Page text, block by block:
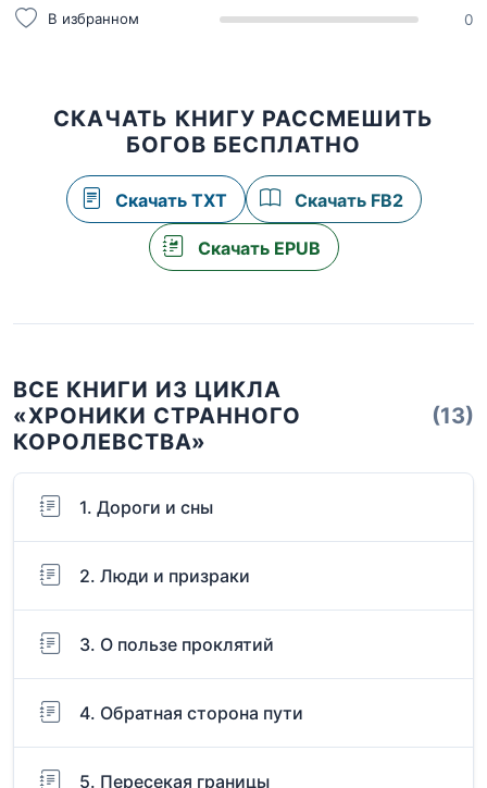
В избранном 0
СКАЧАТЬ КНИГУ РАССМЕШИТЬ
БОГОВ БЕСПЛАТНО
Скачать TXT Скачать FB2
Скачать EPUB
ВСЕ КНИГИ ИЗ ЦИКЛА
«ХРОНИКИ СТРАННОГО
КОРОЛЕВСТВА»
(13)
1. Дороги и сны
2. Люди и призраки
3. О пользе проклятий
4. Обратная сторона пути
5. Пересекая границы